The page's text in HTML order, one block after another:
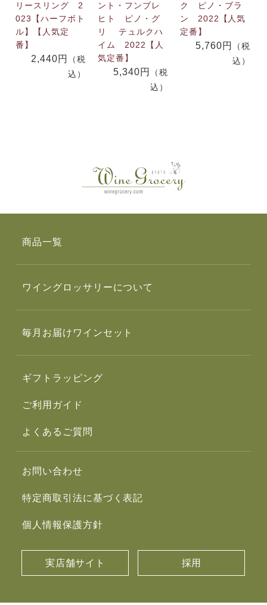
リースリング 2
023【ハーフボト
ル】【人気定
番】
2,440円
（税
込）
ント・フンブレ
ヒト ピノ・グ
リ テュルクハ
イム 2022【人
気定番】
5,340円
（税
込）
ク ピノ・ブラ
ン 2022【人気
定番】
5,760円
（税
込）
商品一覧
ワイングロッサリーについて
毎月お届けワインセット
ギフトラッピング
ご利用ガイド
よくあるご質問
お問い合わせ
特定商取引法に基づく表記
個人情報保護方針
実店舗サイト 採用